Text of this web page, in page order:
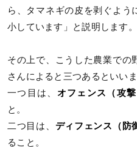
ら、タマネギの皮を剥ぐよう
小しています」と説明します。
その上で、こうした農業での
さんによると三つあるといいま
一つ目は、 オフェンス（攻撃
と。
二つ目は、 ディフェンス（防
ること。